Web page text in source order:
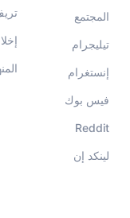
المجتمع
تيليجرام
إنستغرام
فيس بوك
Reddit
لينكد إن